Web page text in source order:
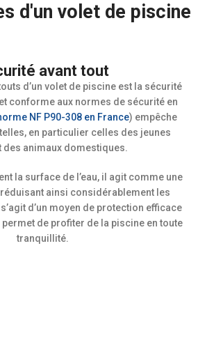
d'un volet de piscine
avant tout
d’un volet de piscine est la sécurité
conforme aux normes de sécurité en
NF P90-308 en France) empêche
en particulier celles des jeunes
des animaux domestiques.
la surface de l’eau, il agit comme une
ainsi considérablement les
d’un moyen de protection efficace
de profiter de la piscine en toute
tranquillité.